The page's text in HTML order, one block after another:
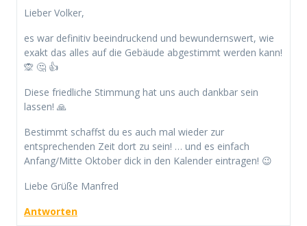
Lieber Volker,
es war definitiv beeindruckend und bewundernswert, wie
exakt das alles auf die Gebäude abgestimmt werden kann!
🙊 🤔 👍
Diese friedliche Stimmung hat uns auch dankbar sein
lassen! 🙏
Bestimmt schaffst du es auch mal wieder zur
entsprechenden Zeit dort zu sein! … und es einfach
Anfang/Mitte Oktober dick in den Kalender eintragen! 😉
Liebe Grüße Manfred
Antworten